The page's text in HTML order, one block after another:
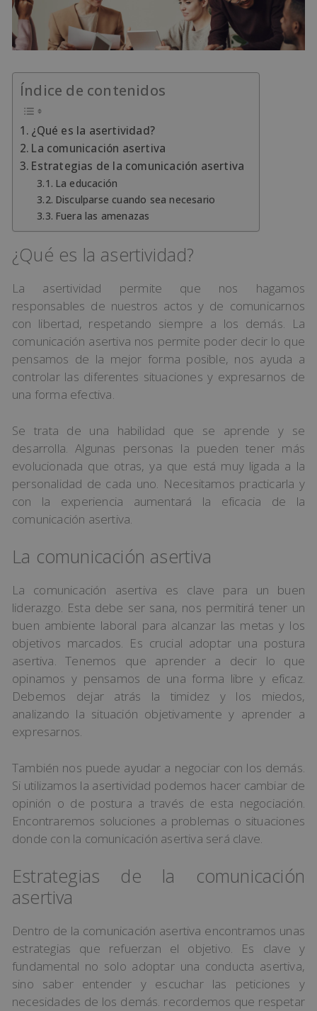
Índice de contenidos
¿Qué es la asertividad?
La comunicación asertiva
Estrategias de la comunicación asertiva
La educación
Disculparse cuando sea necesario
Fuera las amenazas
¿Qué es la asertividad?
La asertividad permite que nos hagamos
responsables de nuestros actos y de comunicarnos
con libertad, respetando siempre a los demás. La
comunicación asertiva nos permite poder decir lo que
pensamos de la mejor forma posible, nos ayuda a
controlar las diferentes situaciones y expresarnos de
una forma efectiva.
Se trata de una habilidad que se aprende y se
desarrolla. Algunas personas la pueden tener más
evolucionada que otras, ya que está muy ligada a la
personalidad de cada uno. Necesitamos practicarla y
con la experiencia aumentará la eficacia de la
comunicación asertiva.
La comunicación asertiva
La comunicación asertiva es clave para un buen
liderazgo. Esta debe ser sana, nos permitirá tener un
buen ambiente laboral para alcanzar las metas y los
objetivos marcados. Es crucial adoptar una postura
asertiva. Tenemos que aprender a decir lo que
opinamos y pensamos de una forma libre y eficaz.
Debemos dejar atrás la timidez y los miedos,
analizando la situación objetivamente y aprender a
expresarnos.
También nos puede ayudar a negociar con los demás.
Si utilizamos la asertividad podemos hacer cambiar de
opinión o de postura a través de esta negociación.
Encontraremos soluciones a problemas o situaciones
donde con la comunicación asertiva será clave.
Estrategias de la comunicación
asertiva
Dentro de la comunicación asertiva encontramos unas
estrategias que refuerzan el objetivo. Es clave y
fundamental no solo adoptar una conducta asertiva,
sino saber entender y escuchar las peticiones y
necesidades de los demás. recordemos que respetar